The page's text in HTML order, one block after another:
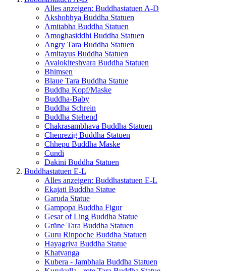
Alles anzeigen: Buddhastatuen A-D
Akshobhya Buddha Statuen
Amitabha Buddha Statuen
Amoghasiddhi Buddha Statuen
Angry Tara Buddha Statuen
Amitayus Buddha Statuen
Avalokiteshvara Buddha Statuen
Bhimsen
Blaue Tara Buddha Statue
Buddha Kopf/Maske
Buddha-Baby
Buddha Schrein
Buddha Stehend
Chakrasambhava Buddha Statuen
Chenrezig Buddha Statuen
Chhepu Buddha Maske
Cundi
Dakini Buddha Statuen
Buddhastatuen E-L
Alles anzeigen: Buddhastatuen E-L
Ekajati Buddha Statue
Garuda Statue
Gampopa Buddha Figur
Gesar of Ling Buddha Statue
Grüne Tara Buddha Statuen
Guru Rinpoche Buddha Statuen
Hayagriva Buddha Statue
Khatvanga
Kubera - Jambhala Buddha Statuen